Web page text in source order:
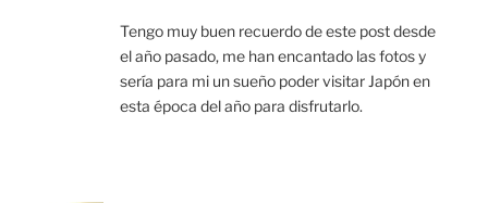
Tengo muy buen recuerdo de este post desde
el año pasado, me han encantado las fotos y
sería para mi un sueño poder visitar Japón en
esta época del año para disfrutarlo.